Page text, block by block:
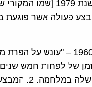
סעיף 178 לחוק
פעולה אשר פוגעת
סעיף 118/א בחוק העונשין
המדינה כדי